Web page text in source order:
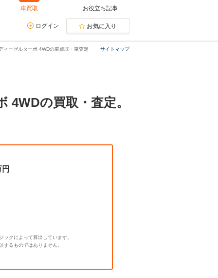
車買取 お役立ち記事
ログイン お気に入り
サイトマップ
ーゼルターボ 4WDの車買取・車査定
の買取・査定。
クによって算出しています。
るものではありません。